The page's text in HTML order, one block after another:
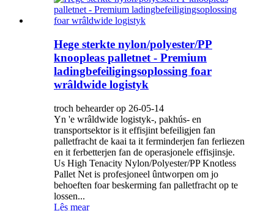
Hege sterkte nylon/polyester/PP
knoopleas palletnet - Premium
ladingbefeiligingsoplossing foar
wrâldwide logistyk
troch behearder op 26-05-14
Yn 'e wrâldwide logistyk-, pakhús- en
transportsektor is it effisjint befeiligjen fan
palletfracht de kaai ta it ferminderjen fan ferliezen
en it ferbetterjen fan de operasjonele effisjinsje.
Us High Tenacity Nylon/Polyester/PP Knotless
Pallet Net is profesjoneel ûntworpen om jo
behoeften foar beskerming fan palletfracht op te
lossen...
Lês mear